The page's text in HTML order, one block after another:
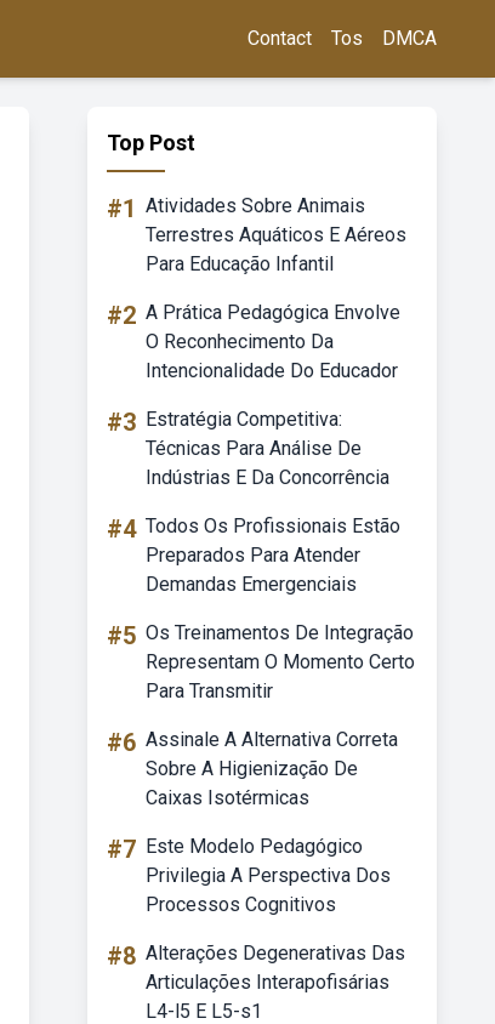
Contact Tos DMCA
Top Post
#1 Atividades Sobre Animais
Terrestres Aquáticos E Aéreos
Para Educação Infantil
#2 A Prática Pedagógica Envolve
O Reconhecimento Da
Intencionalidade Do Educador
#3 Estratégia Competitiva:
Técnicas Para Análise De
Indústrias E Da Concorrência
#4 Todos Os Profissionais Estão
Preparados Para Atender
Demandas Emergenciais
#5 Os Treinamentos De Integração
Representam O Momento Certo
Para Transmitir
#6 Assinale A Alternativa Correta
Sobre A Higienização De
Caixas Isotérmicas
#7 Este Modelo Pedagógico
Privilegia A Perspectiva Dos
Processos Cognitivos
#8 Alterações Degenerativas Das
Articulações Interapofisárias
L4-l5 E L5-s1